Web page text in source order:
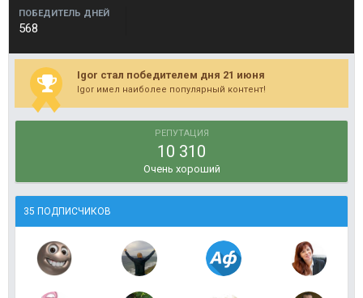
ПОБЕДИТЕЛЬ ДНЕЙ
568
Igor стал победителем дня 21 июня
Igor имел наиболее популярный контент!
РЕПУТАЦИЯ
10 310
Очень хороший
35 ПОДПИСЧИКОВ